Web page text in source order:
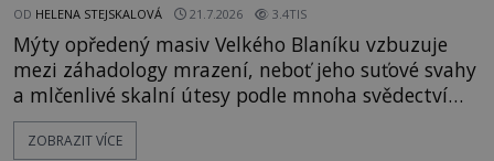
OD HELENA STEJSKALOVÁ 21.7.2026 3.4TIS
Mýty opředený masiv Velkého Blaníku vzbuzuje
mezi záhadology mrazení, neboť jeho suťové svahy
a mlčenlivé skalní útesy podle mnoha svědectví
fungují jako anomální zóny, kde selhává lidské
vnímání času i prostoru. Geologické anomálie hory
ZOBRAZIT VÍCE